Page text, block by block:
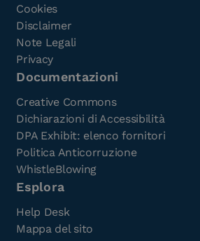
Cookies
Disclaimer
Note Legali
Privacy
Documentazioni
Creative Commons
Dichiarazioni di Accessibilità
DPA Exhibit: elenco fornitori
Politica Anticorruzione
WhistleBlowing
Esplora
Help Desk
Mappa del sito